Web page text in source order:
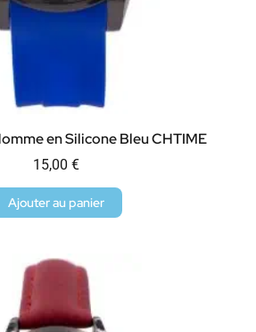
en Silicone Bleu CHTIME
15,00 €
Ajouter au panier